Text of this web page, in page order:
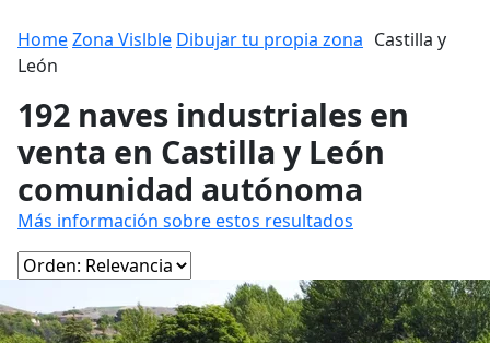
HomeZona Vislble Dibujar tu propia zona Castilla y
León
192 naves industriales en
venta en Castilla y León
comunidad autónoma
Más información sobre estos resultados